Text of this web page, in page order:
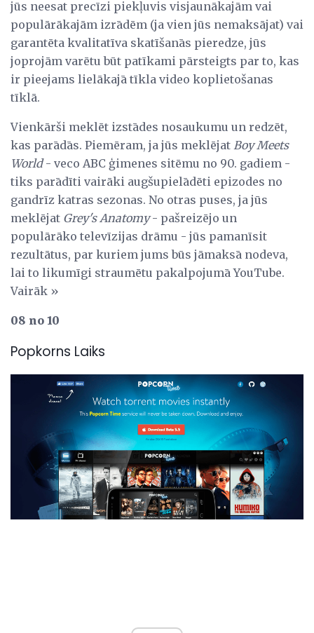
jūs neesat precīzi piekļuvis visjaunākajām vai
populārākajām izrādēm (ja vien jūs nemaksājat) vai
garantēta kvalitatīva skatīšanās pieredze, jūs
joprojām varētu būt patīkami pārsteigts par to, kas
ir pieejams lielākajā tīkla video koplietošanas
tīklā.
Vienkārši meklēt izstādes nosaukumu un redzēt,
kas parādās. Piemēram, ja jūs meklējat Boy Meets
World- veco ABC ģimenes sitēmu no 90. gadiem -
tiks parādīti vairāki augšupielādēti epizodes no
gandrīz katras sezonas. No otras puses, ja jūs
meklējat Grey's Anatomy- pašreizējo un
populārāko televīzijas drāmu - jūs pamanīsit
rezultātus, par kuriem jums būs jāmaksā nodeva,
lai to likumīgi straumētu pakalpojumā YouTube.
Vairāk »
08 no 10
Popkorns Laiks